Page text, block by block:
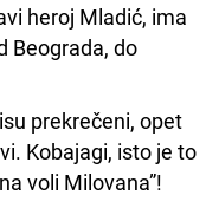
heroj Mladić, ima
Beograda, do
prekrečeni, opet
Kobajagi, isto je to
voli Milovana”!